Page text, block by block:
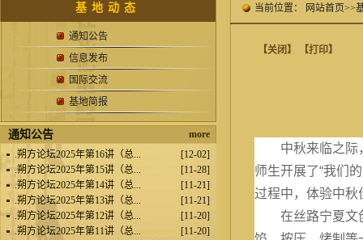
基地动态
通知公告
信息发布
国际交流
基地简报
通知公告
more
.朔方论坛2025年第16讲（总...
[12-02]
.朔方论坛2025年第15讲（总...
[11-28]
.朔方论坛2025年第14讲（总...
[11-21]
.朔方论坛2025年第13讲（总...
[11-21]
.朔方论坛2025年第12讲（总...
[11-20]
.朔方论坛2025年第11讲（总... [11-20]
当前位置： 网站首页>>
【关闭】 【打印】
中秋来临之际
师生开展了“我们
过程中，体验中秋
在丝路宁夏文